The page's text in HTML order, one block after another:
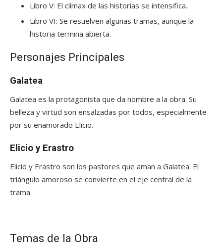
Libro V: El clímax de las historias se intensifica.
Libro VI: Se resuelven algunas tramas, aunque la
historia termina abierta.
Personajes Principales
Galatea
Galatea es la protagonista que da nombre a la obra. Su
belleza y virtud son ensalzadas por todos, especialmente
por su enamorado Elicio.
Elicio y Erastro
Elicio y Erastro son los pastores que aman a Galatea. El
triángulo amoroso se convierte en el eje central de la
trama.
Temas de la Obra